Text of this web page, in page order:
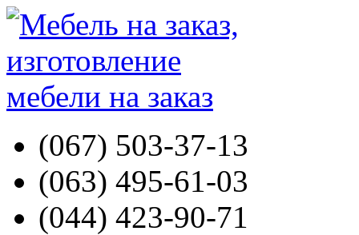
(067) 503-37-13
(063) 495-61-03
(044) 423-90-71